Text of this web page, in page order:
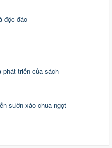
độc đáo
triển của sách
sườn xào chua ngọt